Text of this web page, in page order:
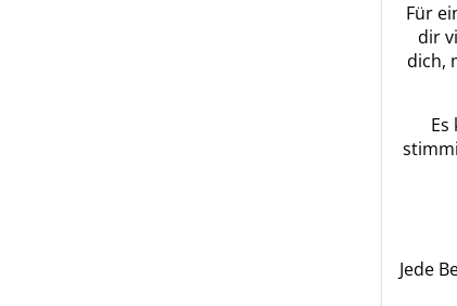
Für
dir
dich,
Jede